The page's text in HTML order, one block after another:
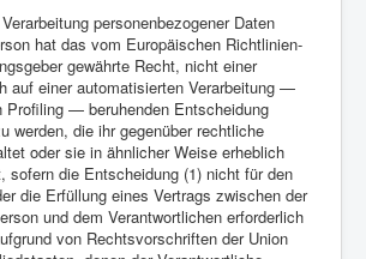
personenbezogener Daten
hat das vom Europäischen Richtlinien-
gewährte Recht, nicht einer
auf einer automatisierten Verarbeitung —
Profiling — beruhenden Entscheidung
werden, die ihr gegenüber rechtliche
oder sie in ähnlicher Weise erheblich
sofern die Entscheidung (1) nicht für den
die Erfüllung eines Vertrags zwischen der
und dem Verantwortlichen erforderlich
von Rechtsvorschriften der Union